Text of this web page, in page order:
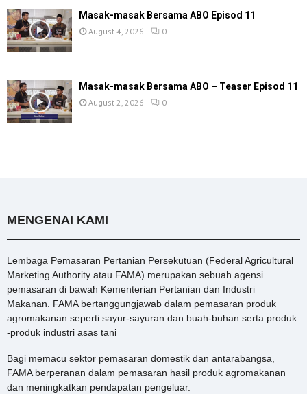
Masak-masak Bersama ABO Episod 11
August 4, 2026 0
Masak-masak Bersama ABO – Teaser Episod 11
August 2, 2026 0
MENGENAI KAMI
Lembaga Pemasaran Pertanian Persekutuan (Federal Agricultural
Marketing Authority atau FAMA) merupakan sebuah agensi
pemasaran di bawah Kementerian Pertanian dan Industri
Makanan. FAMA bertanggungjawab dalam pemasaran produk
agromakanan seperti sayur-sayuran dan buah-buhan serta produk
-produk industri asas tani
Bagi memacu sektor pemasaran domestik dan antarabangsa,
FAMA berperanan dalam pemasaran hasil produk agromakanan
dan meningkatkan pendapatan pengeluar.